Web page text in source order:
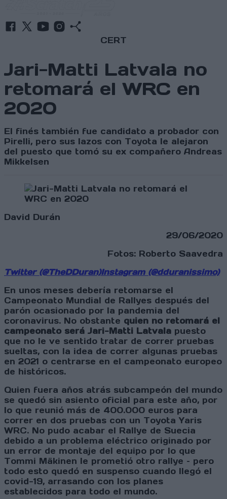
CERT
Jari-Matti Latvala no
retomará el WRC en
2020
El finés también fue candidato a probador con
Pirelli, pero sus lazos con Toyota le alejaron
del puesto que tomó su ex compañero Andreas
Mikkelsen
David Durán
29/06/2020
Fotos: Roberto Saavedra
Twitter (@TheDDuran)Instagram (@dduranissimo)
En unos meses debería retomarse el
Campeonato Mundial de Rallyes después del
parón ocasionado por la pandemia del
coronavirus. No obstante quien no retomará el
campeonato será Jari-Matti Latvala puesto
que no le ve sentido tratar de correr pruebas
sueltas, con la idea de correr algunas pruebas
en 2021 o centrarse en el campeonato europeo
de históricos.
Quien fuera años atrás subcampeón del mundo
se quedó sin asiento oficial para este año, por
lo que reunió más de 400.000 euros para
correr en dos pruebas con un Toyota Yaris
WRC. No pudo acabar el Rallye de Suecia
debido a un problema eléctrico originado por
un error de montaje del equipo por lo que
Tommi Mäkinen le prometió otro rallye – pero
todo esto quedó en suspenso cuando llegó el
covid-19, arrasando con los planes
establecidos para todo el mundo.